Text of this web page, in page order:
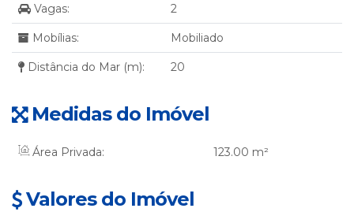
Vagas: 2
Mobílias: Mobiliado
Distância do Mar (m): 20
Medidas do Imóvel
Área Privada: 123.00 m²
Valores do Imóvel